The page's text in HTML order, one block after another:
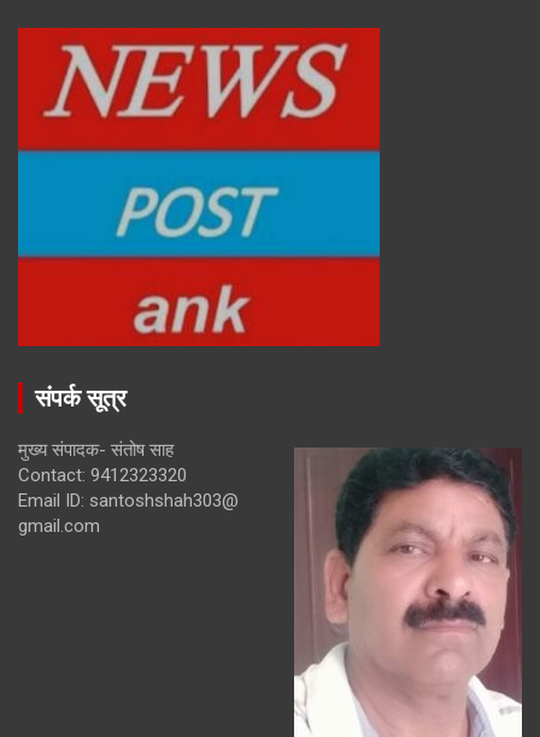
संपर्क सूत्र
मुख्य संपादक- संतोष साह
Contact: 9412323320
Email ID: santoshshah303@
gmail.com